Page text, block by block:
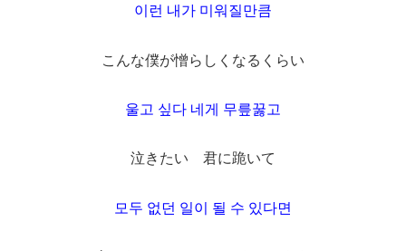
이런 내가 미워질만큼
こんな僕が憎らしくなるくらい
울고 싶다 네게 무릎꿇고
泣きたい 君に跪いて
모두 없던 일이 될 수 있다면